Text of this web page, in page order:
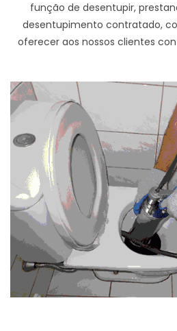
função de desentupir,
desentupimento contratado,
oferecer aos nossos clientes